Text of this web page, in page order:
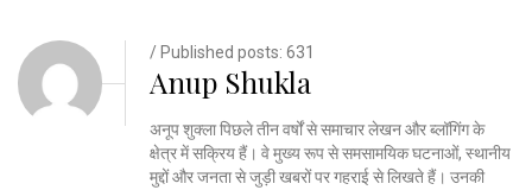
/ Published posts: 631
Anup Shukla
अनूप शुक्ला पिछले तीन वर्षों से समाचार लेखन और ब्लॉगिंग के
क्षेत्र में सक्रिय हैं। वे मुख्य रूप से समसामयिक घटनाओं, स्थानीय
मुद्दों और जनता से जुड़ी खबरों पर गहराई से लिखते हैं। उनकी